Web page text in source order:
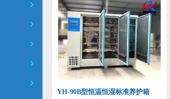
YH-90B型恒温恒湿标准养护箱